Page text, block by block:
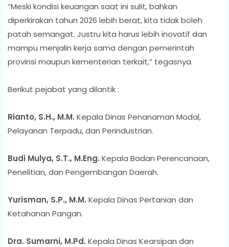
“Meski kondisi keuangan saat ini sulit, bahkan
diperkirakan tahun 2026 lebih berat, kita tidak boleh
patah semangat. Justru kita harus lebih inovatif dan
mampu menjalin kerja sama dengan pemerintah
provinsi maupun kementerian terkait,” tegasnya.
Berikut pejabat yang dilantik :
Rianto, S.H., M.M. Kepala Dinas Penanaman Modal,
Pelayanan Terpadu, dan Perindustrian.
Budi Mulya, S.T., M.Eng. Kepala Badan Perencanaan,
Penelitian, dan Pengembangan Daerah.
Yurisman, S.P., M.M. Kepala Dinas Pertanian dan
Ketahanan Pangan.
Dra. Sumarni, M.Pd. Kepala Dinas Kearsipan dan